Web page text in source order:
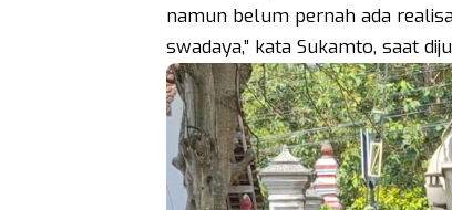
namun belum pernah ada
swadaya,” kata Sukamto, saat